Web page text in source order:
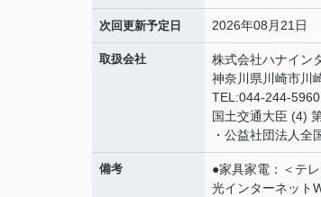
次回更新予定日 2026年08月21日
取扱会社
株式会社ハナイン
神奈川県川崎市川
TEL:044-244-5960
国土交通大臣 (4)
・公益社団法人全
備考
●家具家電：＜テ
光インターネット